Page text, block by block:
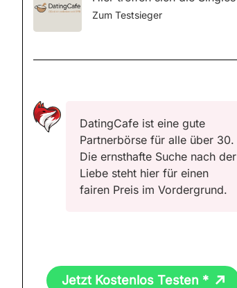
Zum Testsieger
DatingCafe ist eine gute
Partnerbörse für alle über 30.
Die ernsthafte Suche nach der
Liebe steht hier für einen
fairen Preis im Vordergrund.
Jetzt Kostenlos Testen *